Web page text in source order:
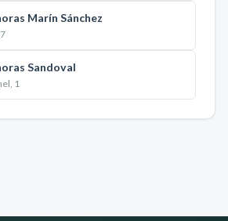
Marín Sánchez
Sandoval
1